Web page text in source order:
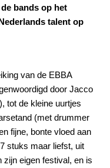
bands op het
talent op
van de EBBA
door Jacco
), tot de kleine uurtjes
(met drummer
fijne, bonte vloed aan
stuks maar liefst, uit
zijn eigen festival, en is